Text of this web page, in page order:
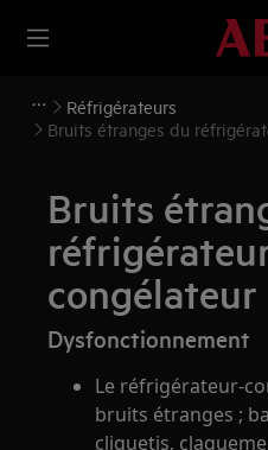
Réfrigérateurs
Bruits étranges du
Bruits
congélateur
Dysfonctionnement
Le réfrigérateur-
bruits étranges ;
cliquetis,